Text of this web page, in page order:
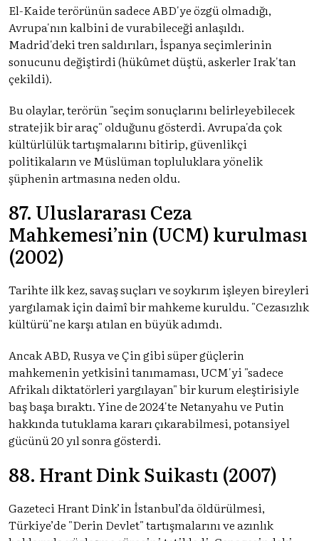
El-Kaide terörünün sadece ABD'ye özgü olmadığı,
Avrupa'nın kalbini de vurabileceği anlaşıldı.
Madrid'deki tren saldırıları, İspanya seçimlerinin
sonucunu değiştirdi (hükûmet düştü, askerler Irak'tan
çekildi).
Bu olaylar, terörün "seçim sonuçlarını belirleyebilecek
stratejik bir araç" olduğunu gösterdi. Avrupa'da çok
kültürlülük tartışmalarını bitirip, güvenlikçi
politikaların ve Müslüman topluluklara yönelik
şüphenin artmasına neden oldu.
87. Uluslararası Ceza
Mahkemesi’nin (UCM) kurulması
(2002)
Tarihte ilk kez, savaş suçları ve soykırım işleyen bireyleri
yargılamak için daimî bir mahkeme kuruldu. "Cezasızlık
kültürü"ne karşı atılan en büyük adımdı.
Ancak ABD, Rusya ve Çin gibi süper güçlerin
mahkemenin yetkisini tanımaması, UCM'yi "sadece
Afrikalı diktatörleri yargılayan" bir kurum eleştirisiyle
baş başa bıraktı. Yine de 2024'te Netanyahu ve Putin
hakkında tutuklama kararı çıkarabilmesi, potansiyel
gücünü 20 yıl sonra gösterdi.
88. Hrant Dink Suikastı (2007)
Gazeteci Hrant Dink’in İstanbul’da öldürülmesi,
Türkiye’de "Derin Devlet" tartışmalarını ve azınlık